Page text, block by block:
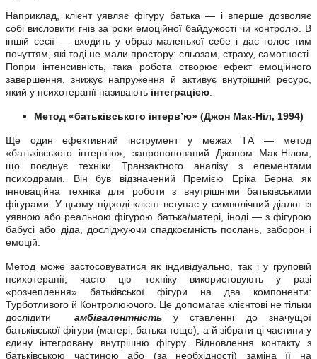
Наприклад, клієнт уявляє фігуру батька — і вперше дозволяє
собі висловити гнів за роки емоційної байдужості чи контролю. В
іншій сесії — входить у образ маленької себе і дає голос тим
почуттям, які тоді не мали простору: сльозам, страху, самотності.
Попри інтенсивність, така робота створює ефект емоційного
завершення, знижує напруження й активує внутрішній ресурс,
який у психотерапії називають інтеграцією
Метод «батьківського інтерв’ю» (Джон Мак-Ніл, 1994)
Ще один ефективний інструмент у межах ТА — метод
«батьківського інтерв’ю», запропонований Джоном Мак-Нілом,
що поєднує техніки Транзактного аналізу з елементами
психодрами. Він був відзначений Премією Еріка Берна як
інноваційна техніка для роботи з внутрішніми батьківськими
фігурами. У цьому підході клієнт вступає у символічний діалог із
уявною або реальною фігурою батька/матері, іноді — з фігурою
бабусі або діда, досліджуючи спадкоємність послань, заборон і
емоцій.
Метод може застосовуватися як індивідуально, так і у груповій
психотерапії, часто цю техніку використовують у разі
«розчеплення» батьківської фігури на два компоненти:
Турботливого й Контролюючого. Це допомагає клієнтові не тільки
дослідити амбівалентністьу ставленні до значущої
батьківської фігури (матері, батька тощо), а й зібрати ці частини у
єдину інтегровану внутрішню фігуру. Відновлення контакту з
батьківською частиною або (за необхідності) заміна її на